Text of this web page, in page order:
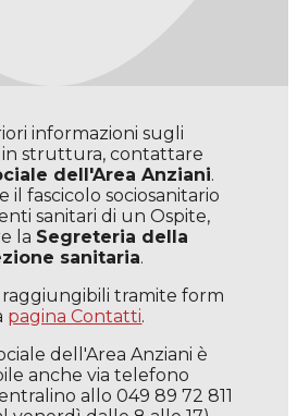
informazioni sugli
in struttura, contattare
dell'Area Anziani.
il fascicolo sociosanitario
sanitari di un Ospite,
la Segreteria della
sanitaria.
raggiungibili tramite form
pagina Contatti.
dell'Area Anziani è
anche via telefono
allo 049 89 72 811